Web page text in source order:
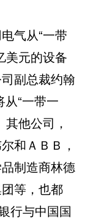
气从“一带
美元的设备
副总裁约翰
“一带一
他公司，
和ＡＢＢ，
制造商林德
等，也都
行与中国国